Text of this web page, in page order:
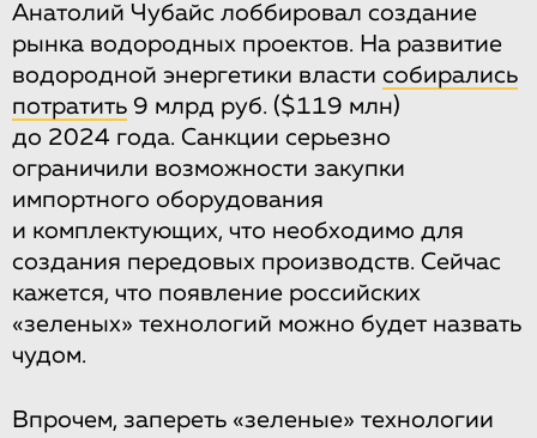
Анатолий Чубайс лоббировал создание
рынка водородных проектов. На развитие
водородной энергетики власти собирались
потратить 9 млрд руб. ($119 млн)
до 2024 года. Санкции серьезно
ограничили возможности закупки
импортного оборудования
и комплектующих, что необходимо для
создания передовых производств. Сейчас
кажется, что появление российских
«зеленых» технологий можно будет назвать
чудом.
Впрочем, запереть «зеленые» технологии